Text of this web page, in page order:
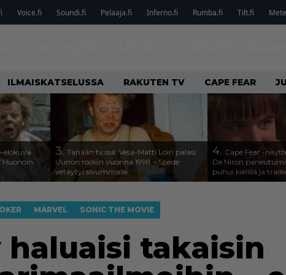
Voice.fi Soundi.fi Pelaaja.fi Inferno.fi Rumba.fi Tilt.fi
ILMAISKATSELUSSA RAKUTEN TV CAPE FEAR
elokuva
3. Tänään tv:ssä: Vesa-Matti Loiri palasi
Uunon rooliin vuonna 1998 – Spede
vetäytyi sivummalle
4. Cape Fear -
De Niron
puhui kielillä ja
MARVEL SONIC THE MOVIE
haluaisi takaisin